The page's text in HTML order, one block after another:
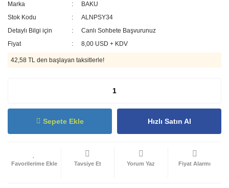
Marka
BAKU
Stok Kodu
ALNPSY34
Detaylı Bilgi için
Canlı Sohbete Başvurunuz
Fiyat
8,00 USD + KDV
42,58 TL den başlayan taksitlerle!
Sepete Ekle Hızlı Satın Al
Tavsiye Et Yorum Yaz Fiyat Alarmı